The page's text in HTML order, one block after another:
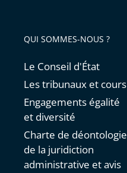
QUI SOMMES-NOUS ?
Le Conseil d'État
Les tribunaux et cours
Engagements égalité
et diversité
Charte de déontologie
de la juridiction
administrative et avis